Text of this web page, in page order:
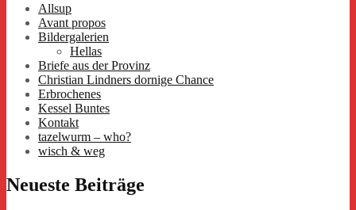
Allsup
Avant propos
Bildergalerien
Hellas
Briefe aus der Provinz
Christian Lindners dornige Chance
Erbrochenes
Kessel Buntes
Kontakt
tazelwurm – who?
wisch & weg
Neueste Beiträge